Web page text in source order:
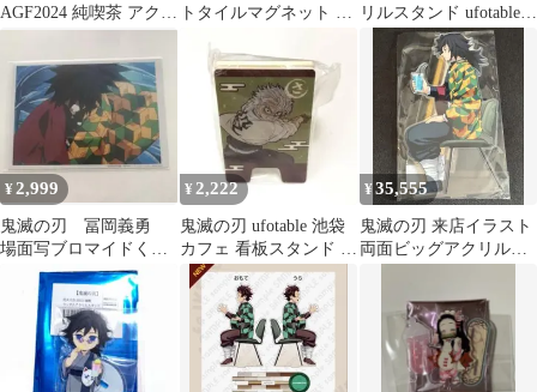
AGF2024 純喫茶 アクリ
ルスタンド 悲鳴嶼行冥
トタイルマグネット 池
楽 X
リルスタンド ufotable
WEBSHOPくじ
¥2,999
鬼滅の刃 冨岡義勇
場面写ブロマイドく
じ ufotable cafe
¥ 2,222
鬼滅の刃 ufotable 池袋
カフェ 看板スタンド 不
死川実弥
¥35,555
鬼滅の刃 来店イラスト
両面ビッグアクリルス